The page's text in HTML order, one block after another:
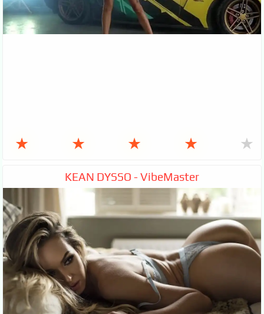
★ ★ ★ ★ ★
KEAN DYSSO - VibeMaster